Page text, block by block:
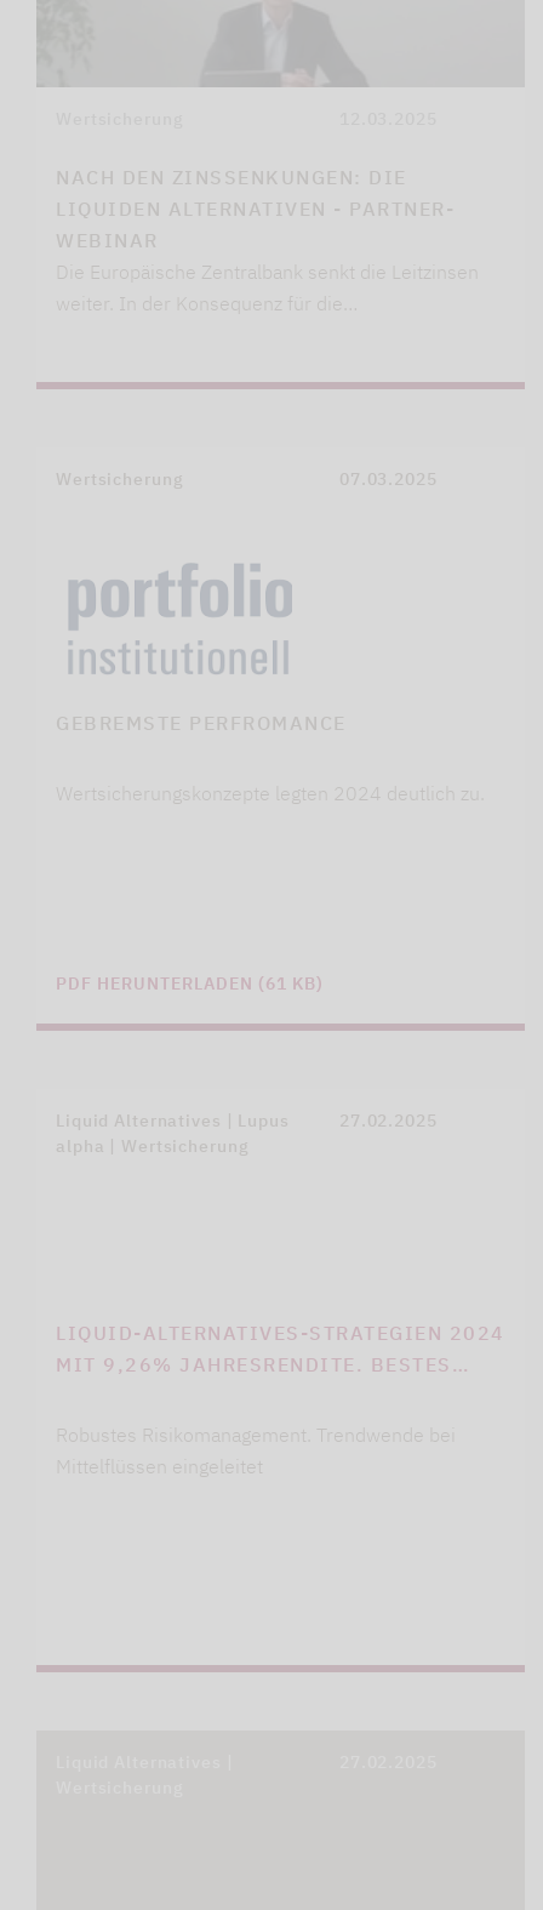
NACH DEN ZINSSENKUNGEN: DIE
LIQUIDEN ALTERNATIVEN - PARTNER-
WEBINAR
Die Europäische Zentralbank senkt die Leitzinsen
weiter. In der Konsequenz für die…
Wertsicherung 07.03.2025
GEBREMSTE PERFROMANCE
Wertsicherungskonzepte legten 2024 deutlich zu.
PDF HERUNTERLADEN (61 KB)
Liquid Alternatives | Lupus
alpha | Wertsicherung
27.02.2025
LIQUID-ALTERNATIVES-STRATEGIEN 2024
MIT 9,26% JAHRESRENDITE. BESTES…
Robustes Risikomanagement. Trendwende bei
Mittelflüssen eingeleitet